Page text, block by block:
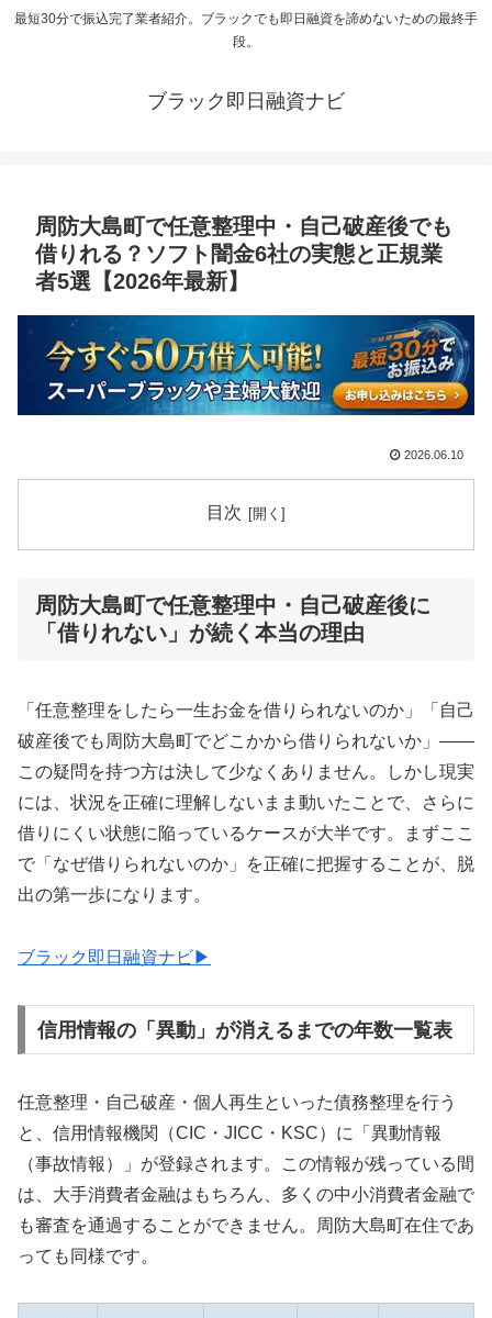
最短30分で振込完了業者紹介。ブラックでも即日融資を諦めないための最終手
段。
ブラック即日融資ナビ
周防大島町で任意整理中・自己破産後でも
借りれる？ソフト闇金6社の実態と正規業
者5選【2026年最新】
2026.06.10
目次
周防大島町で任意整理中・自己破産後に
「借りれない」が続く本当の理由
「任意整理をしたら一生お金を借りられないのか」「自己
破産後でも周防大島町でどこかから借りられないか」——
この疑問を持つ方は決して少なくありません。しかし現実
には、状況を正確に理解しないまま動いたことで、さらに
借りにくい状態に陥っているケースが大半です。まずここ
で「なぜ借りられないのか」を正確に把握することが、脱
出の第一歩になります。
ブラック即日融資ナビ▶
信用情報の「異動」が消えるまでの年数一覧表
任意整理・自己破産・個人再生といった債務整理を行う
と、信用情報機関（CIC・JICC・KSC）に「異動情報
（事故情報）」が登録されます。この情報が残っている間
は、大手消費者金融はもちろん、多くの中小消費者金融で
も審査を通過することができません。周防大島町在住であ
っても同様です。